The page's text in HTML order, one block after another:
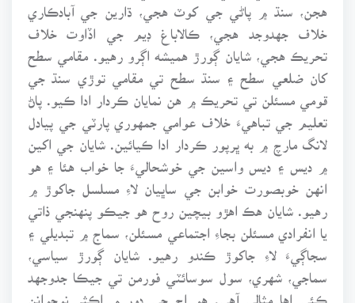
هجن، سنڌ ۾ پاڻي جي کوٽ هجي، ڌارين جي آبادڪاري
خلاف جهدوجد هجي، ڪالاباغ ڊيم جي اڏاوت خلاف
تحريڪ هجي، شايان ڳورڙ هميشه اڳرو رهيو. مقامي سطح
کان ضلعي سطح ۽ سنڌ سطح تي مقامي توڙي سنڌ جي
قومي مسئلن تي تحريڪ ۾ هن نمايان ڪردار ادا ڪيو. پاڻ
تعليم جي تباهيءَ خلاف عوامي جمهوري پارٽي جي پيادل
لانگ مارچ ۾ به ڀرپور ڪردار ادا ڪيائين. شايان جي اکين
۾ ديس ۽ ديس واسين جي خوشحاليءَ جا خواب هئا ۽ هو
انهن خوبصورت خوابن جي ساڀيان لاءِ مسلسل جاکوڙ ۾
رهيو. شايان هڪ اهڙو بيچين روح هو جيڪو پنهنجي ذاتي
يا انفرادي مسئلن بجاءِ اجتماعي مسئلن، سماج ۾ تبديلي ۽
سجاڳيءَ لاءِ جاکوڙ ڪندو رهيو. شايان ڳورڙ سياسي،
سماجي، شهري، سول سوسائٽي فورمن تي جيڪا جدوجهد
ڪئي اها مثالي آهي. هو اڄ جي دور ۾ اڪثر نوجوانن